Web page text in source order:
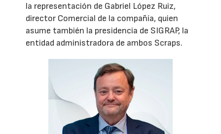
la representación de Gabriel López Ruiz,
director Comercial de la compañía, quien
asume también la presidencia de SIGRAP, la
entidad administradora de ambos Scraps.